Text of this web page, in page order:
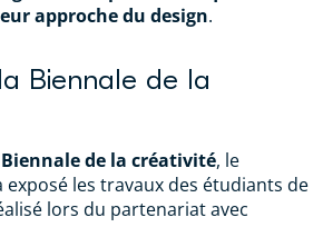
approche du design.
Biennale de la
Biennale de la créativité, le
exposé les travaux des étudiants de
lors du partenariat avec